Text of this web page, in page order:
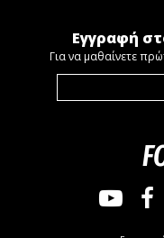
Εγγραφή
Για να μαθαίνετε